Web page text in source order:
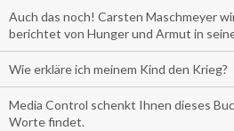
Auch das noch! Carsten Maschmeyer
berichtet von Hunger und Armut in
Wie erkläre ich meinem Kind den Krieg?
Media Control schenkt Ihnen dieses
Worte findet.